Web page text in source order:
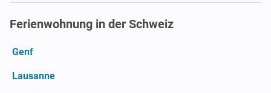
Ferienwohnung in der Schweiz
Genf
Lausanne